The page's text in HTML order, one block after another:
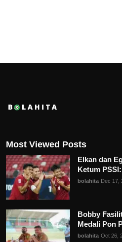
Most Viewed Posts
Elkan dan
Ketum
bolahita Dec 17,
Bobby
Medali Pon
bolahita Oct 26,